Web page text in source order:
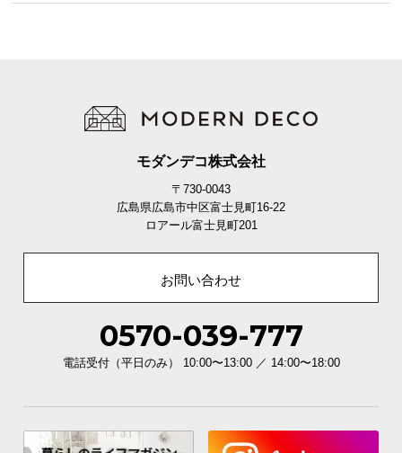
モダンデコ株式会社
〒730-0043
広島県広島市中区富士見町16-22
ロアール富士見町201
お問い合わせ
0570-039-777
電話受付（平日のみ） 10:00〜13:00 ／ 14:00〜18:00